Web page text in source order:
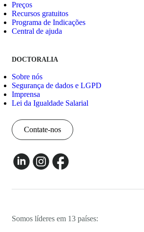
Preços
Recursos gratuitos
Programa de Indicações
Central de ajuda
DOCTORALIA
Sobre nós
Segurança de dados e LGPD
Imprensa
Lei da Igualdade Salarial
Contate-nos
Somos líderes em 13 países: